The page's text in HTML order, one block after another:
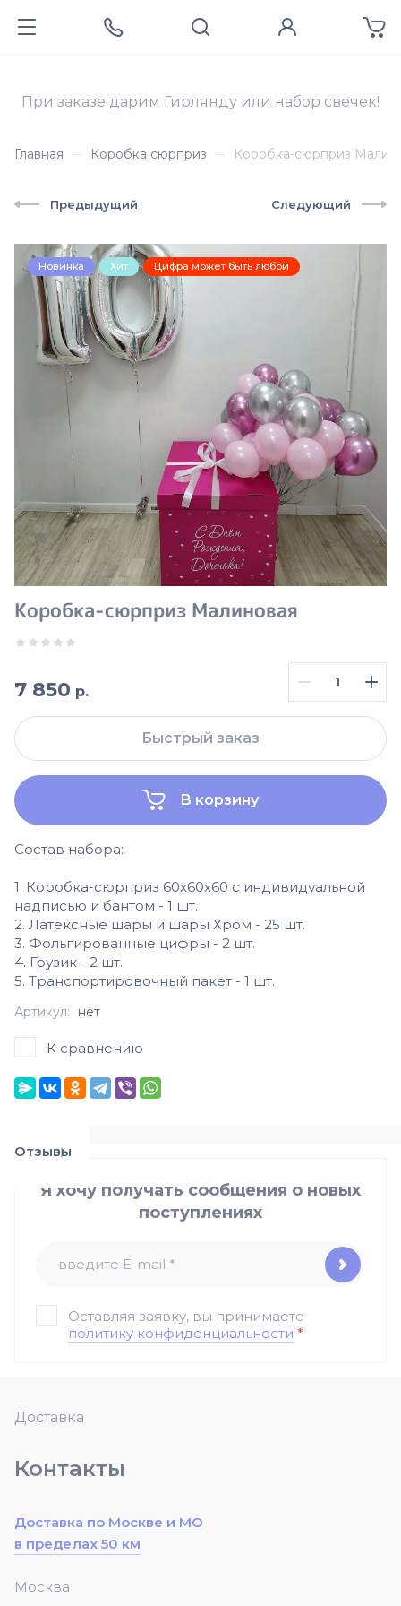
При заказе дарим Гирлянду или набор свечек!
Главная Коробка сюрприз Коробка-сюрприз
Предыдущий Следующий
Новинка Хит Цифра может быть любой
Коробка-сюрприз Малиновая
7 850 р.
В корзину
Быстрый заказ
Состав набора:
1. Коробка-сюрприз 60х60х60 с индивидуальной
надписью и бантом - 1 шт.
2. Латексные шары и шары Хром - 25 шт.
3. Фольгированные цифры - 2 шт.
4. Грузик - 2 шт.
5. Транспортировочный пакет - 1 шт.
Артикул: нет
К сравнению
Отзывы
Доставка
Контакты
Доставка по Москве и МО
в пределах 50 км
Москва
Я хочу получать сообщения о новых
поступлениях
Оставляя заявку, вы принимаете
политику конфиденциальности *